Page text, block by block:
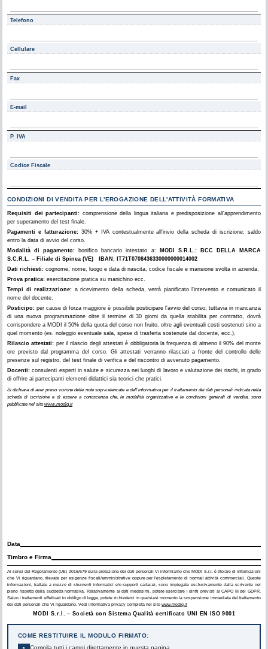
Telefono
Cellulare
Fax
E-mail
P. IVA
Codice Fiscale
CONDIZIONI DI VENDITA PER L'EROGAZIONE DELL'ATTIVITÀ FORMATIVA
Requisiti dei partecipanti: comprensione della lingua italiana e predisposizione all'apprendimento
per superamento del test finale.
Pagamenti e fatturazione:30% + IVA contestualmente all'invio della scheda di iscrizione; saldo
entro la data di avvio del corso.
Modalità di pagamento: bonifico bancario intestato a:
MODI S.R.L.: BCC DELLA MARCA
S.C.R.L. – Filiale di Spinea (VE) IBAN: IT71T0708436330000000014002
Dati richiesti: cognome, nome, luogo e data di nascita, codice fiscale e mansione svolta in azienda.
Prova pratica: esercitazione pratica su manichino ecc.
Tempi di realizzazione: a ricevimento della scheda, verrà pianificato l'intervento e comunicato il
nome del docente.
Posticipo: per cause di forza maggiore è possibile posticipare l'avvio del corso; tuttavia in mancanza
di una nuova programmazione oltre il termine di 30 giorni da quella stabilita per contratto, dovrà
corrispondere a MODI il 50% della quota del corso non fruito, oltre agli eventuali costi sostenuti sino a
quel momento (es. noleggio eventuale sala, spese di trasferta sostenute dal docente, ecc.).
Rilascio attestati: per il rilascio degli attestati è obbligatoria la frequenza di almeno il 90% del monte
ore previsto dal programma del corso. Gli attestati verranno rilasciati a fronte del controllo delle
presenze sul registro, del test finale di verifica e del riscontro di avvenuto pagamento.
Docenti: consulenti esperti in salute e sicurezza nei luoghi di lavoro e valutazione dei rischi, in grado
di offrire ai partecipanti elementi didattici sia teorici che pratici.
Si dichiara di aver preso visione delle note sopra elencate e dell'informativa per il trattamento dei dati personali indicata nella
scheda di iscrizione e di essere a conoscenza che, le modalità organizzative e le condizioni generali di vendita, sono
pubblicate nel sitowww.modiq.it
Data
Timbro e Firma
Ai sensi del Regolamento (UE) 2016/679 sulla protezione dei dati personali Vi informiamo che MODI S.r.l. è titolare di informazioni
che Vi riguardano, rilevate per esigenze fiscali/amministrative oppure per l'espletamento di normali attività commerciali. Queste
informazioni, trattate a mezzo di strumenti informatici e/o supporti cartacei, sono impiegate esclusivamente dalla scrivente nel
pieno rispetto della suddetta normativa. Relativamente ai dati medesimi, potete esercitare i diritti previsti al CAPO III del GDPR.
Salvo i trattamenti effettuati in obbligo di legge, potete richiederci in qualsiasi momento la sospensione immediata del trattamento
dei dati personali che Vi riguardano. Vedi informativa privacy completa nel sito www.modiq.it
MODI S.r.l. – Società con Sistema Qualità certificato UNI EN ISO 9001
COME RESTITUIRE IL MODULO FIRMATO:
Compila tutti i campi direttamente in questa pagina